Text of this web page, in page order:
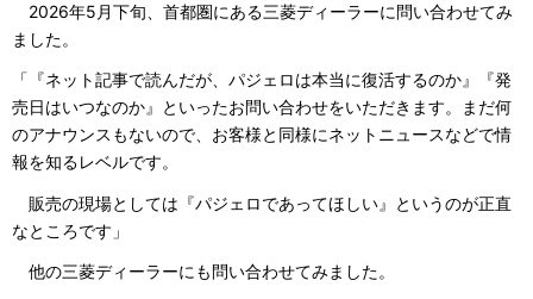
2026年5月下旬、首都圏にある三菱ディーラーに問い合わせてみ
ました。
「『ネット記事で読んだが、パジェロは本当に復活するのか』『発
売日はいつなのか』といったお問い合わせをいただきます。まだ何
のアナウンスもないので、お客様と同様にネットニュースなどで情
報を知るレベルです。
販売の現場としては『パジェロであってほしい』というのが正直
なところです」
他の三菱ディーラーにも問い合わせてみました。